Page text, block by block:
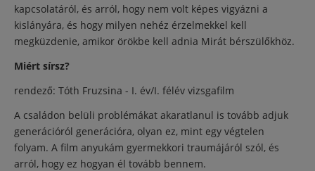
kapcsolatáról, és arról, hogy nem volt képes vigyázni a
kislányára, és hogy milyen nehéz érzelmekkel kell
megküzdenie, amikor örökbe kell adnia Mirát bérszülőkhöz.
Miért sírsz?
rendező: Tóth Fruzsina - I. év/I. félév vizsgafilm
A családon belüli problémákat akaratlanul is tovább adjuk
generációról generációra, olyan ez, mint egy végtelen
folyam. A film anyukám gyermekkori traumájáról szól, és
arról, hogy ez hogyan él tovább bennem.